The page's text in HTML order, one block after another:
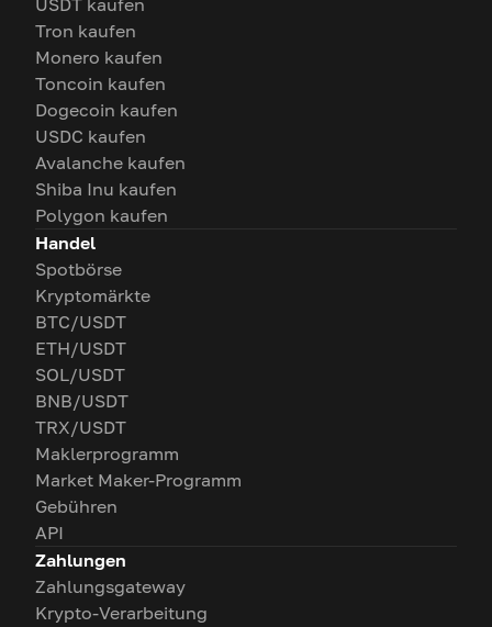
USDT kaufen
Tron kaufen
Monero kaufen
Toncoin kaufen
Dogecoin kaufen
USDC kaufen
Avalanche kaufen
Shiba Inu kaufen
Polygon kaufen
Handel
Spotbörse
Kryptomärkte
BTC/USDT
ETH/USDT
SOL/USDT
BNB/USDT
TRX/USDT
Maklerprogramm
Market Maker-Programm
Gebühren
API
Zahlungen
Zahlungsgateway
Krypto-Verarbeitung